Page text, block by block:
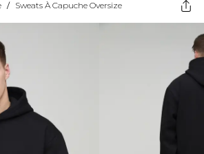
/ Sweats À Capuche Oversize